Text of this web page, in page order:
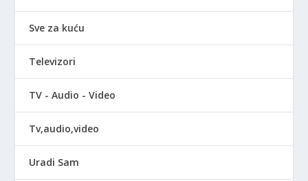
Sve za kuću
Televizori
TV - Audio - Video
Tv,audio,video
Uradi Sam